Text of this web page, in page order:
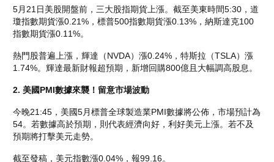
5月21日美股開盤前，三大股指期貨上漲。截至美東時間5:30，道
瓊指數期貨漲0.21%，標普500指數期貨漲0.13%，納斯達克100
指數期貨漲0.11%。
熱門股普遍上漲，輝達（NVDA）漲0.24%，特斯拉（TSLA）漲
1.74%。輝達最新財報超預期，新增回購800億且大幅調高股息。
2. 美國PMI數據來襲！留意市場波動
今晚21:45，美國5月標普全球製造業PMI數據將公佈，市場預計為
54。若數據高於預期，則代表經濟向好，利好美元上漲。若不及
預期將打擊美元走勢。
截至發稿，美元指數漲0.04%，報99.16。